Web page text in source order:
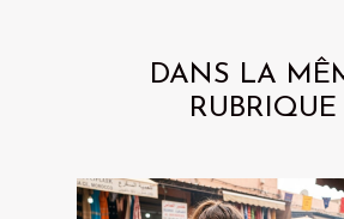
DANS LA
RUBRIQUE